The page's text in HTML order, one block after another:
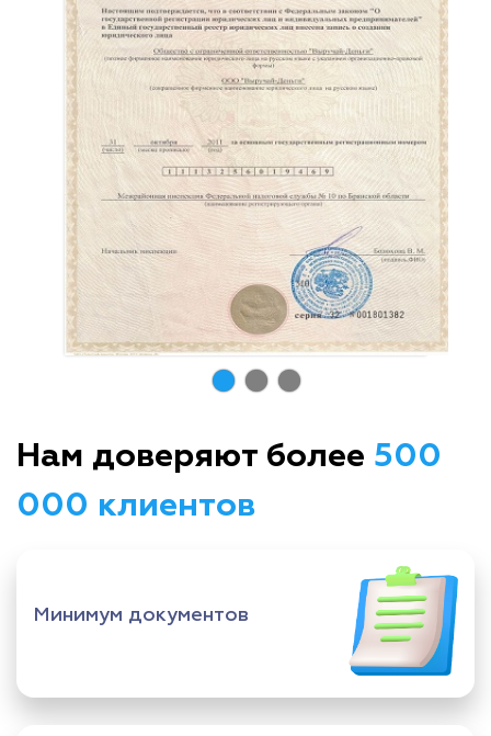
Нам доверяют более 500
000 клиентов
Минимум документов